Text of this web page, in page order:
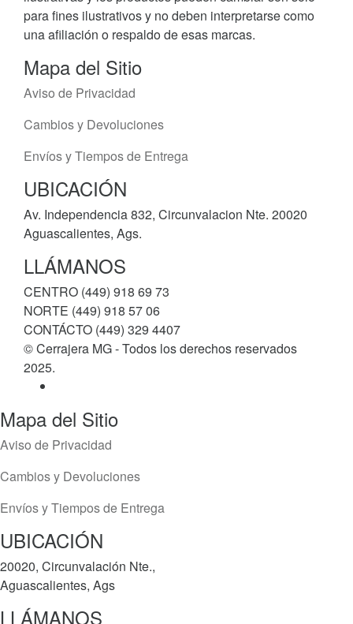
para fines ilustrativos y no deben interpretarse como
una afiliación o respaldo de esas marcas.
Mapa del Sitio
Aviso de Privacidad
Cambios y Devoluciones
Envíos y Tiempos de Entrega
UBICACIÓN
Av. Independencia 832, Circunvalacion Nte. 20020
Aguascalientes, Ags.
LLÁMANOS
CENTRO (449) 918 69 73
NORTE (449) 918 57 06
CONTÁCTO (449) 329 4407
© Cerrajera MG - Todos los derechos reservados
2025.
Mapa del Sitio
Aviso de Privacidad
Cambios y Devoluciones
Envíos y Tiempos de Entrega
UBICACIÓN
20020, Circunvalación Nte.,
Aguascalientes, Ags
LLÁMANOS